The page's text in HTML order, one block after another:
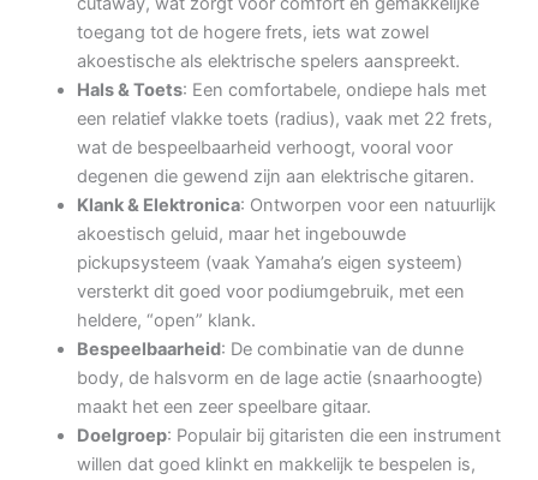
toegang tot de hogere frets, iets wat zowel
akoestische als elektrische spelers aanspreekt.
Hals & Toets: Een comfortabele, ondiepe hals met
een relatief vlakke toets (radius), vaak met 22 frets,
wat de bespeelbaarheid verhoogt, vooral voor
degenen die gewend zijn aan elektrische gitaren.
Klank & Elektronica: Ontworpen voor een natuurlijk
akoestisch geluid, maar het ingebouwde
pickupsysteem (vaak Yamaha’s eigen systeem)
versterkt dit goed voor podiumgebruik, met een
heldere, “open” klank.
Bespeelbaarheid: De combinatie van de dunne
body, de halsvorm en de lage actie (snaarhoogte)
maakt het een zeer speelbare gitaar.
Doelgroep: Populair bij gitaristen die een instrument
willen dat goed klinkt en makkelijk te bespelen is,